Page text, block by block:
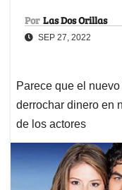
Por Las Dos Orillas
SEP 27, 2022
Parece que el
derrochar dinero en
de los actores